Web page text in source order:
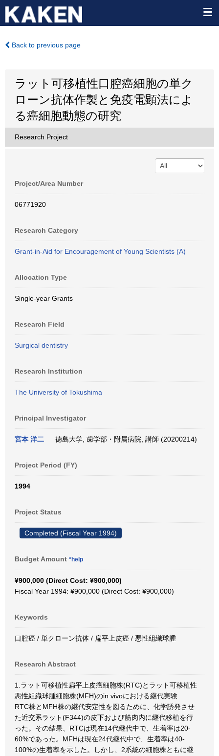
Back to previous page
ラット可移植性口腔癌細胞の単ク
ローン抗体作製と免疫電顕法によ
る癌細胞動態の研究
Research Project
Project/Area Number
06771920
Research Category
Grant-in-Aid for Encouragement of Young Scientists (A)
Allocation Type
Single-year Grants
Research Field
Surgical dentistry
Research Institution
The University of Tokushima
Principal Investigator
宮本 洋二 徳島大学, 歯学部・附属病院, 講師 (20200214)
Project Period (FY)
1994
Project Status
Completed (Fiscal Year 1994)
Budget Amount *help
¥900,000 (Direct Cost: ¥900,000)
Fiscal Year 1994: ¥900,000 (Direct Cost: ¥900,000)
Keywords
口腔癌 / 単クローン抗体 / 扁平上皮癌 / 悪性組織球腫
Research Abstract
1.ラット可移植性扁平上皮癌細胞株(RTC)とラット可移植性
悪性組織球腫細胞株(MFH)のin vivoにおける継代実験
RTC株とMFH株の継代安定性を図るために、化学誘発させ
た近交系ラット(F344)の皮下および筋肉内に継代移植を行
った。その結果、RTCは現在14代継代中で、生着率は20-
60%であった。MFHは現在24代継代中で、生着率は40-
100%の生着率を示した。しかし、2系統の細胞株ともに継